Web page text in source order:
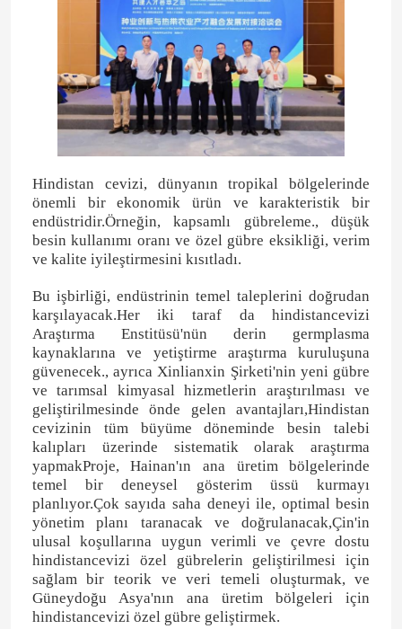
Ev
Ürün:% s
videolar
Hindistan cevizi, dünyanın tropikal bölgelerinde
önemli bir ekonomik ürün ve karakteristik bir
endüstridir.Örneğin, kapsamlı gübreleme., düşük
besin kullanımı oranı ve özel gübre eksikliği, verim
ve kalite iyileştirmesini kısıtladı.
Bu işbirliği, endüstrinin temel taleplerini doğrudan
karşılayacak.Her iki taraf da hindistancevizi
Araştırma Enstitüsü'nün derin germplasma
kaynaklarına ve yetiştirme araştırma kuruluşuna
güvenecek., ayrıca Xinlianxin Şirketi'nin yeni gübre
ve tarımsal kimyasal hizmetlerin araştırılması ve
geliştirilmesinde önde gelen avantajları,Hindistan
cevizinin tüm büyüme döneminde besin talebi
kalıpları üzerinde sistematik olarak araştırma
yapmakProje, Hainan'ın ana üretim bölgelerinde
temel bir deneysel gösterim üssü kurmayı
planlıyor.Çok sayıda saha deneyi ile, optimal besin
yönetim planı taranacak ve doğrulanacak,Çin'in
ulusal koşullarına uygun verimli ve çevre dostu
hindistancevizi özel gübrelerin geliştirilmesi için
sağlam bir teorik ve veri temeli oluşturmak, ve
Güneydoğu Asya'nın ana üretim bölgeleri için
hindistancevizi özel gübre geliştirmek.